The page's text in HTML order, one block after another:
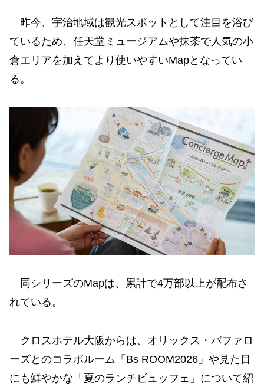
昨今、宇治地域は観光スポットとして注目を浴び
ているため、任天堂ミュージアムや抹茶で人気の小
倉エリアを加えてより使いやすいMapとなってい
る。
同シリーズのMapは、累計で4万部以上が配布さ
れている。
クロスホテル大阪からは、オリックス・バファロ
ーズとのコラボルーム「Bs ROOM2026」や見た目
にも鮮やかな「夏のランチビュッフェ」について紹